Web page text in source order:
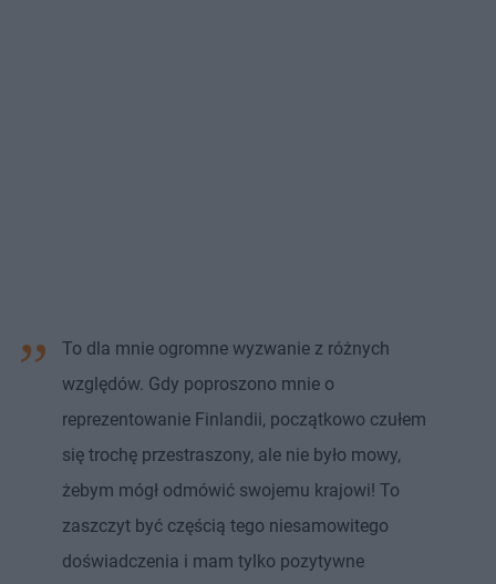
To dla mnie ogromne wyzwanie z różnych
względów. Gdy poproszono mnie o
reprezentowanie Finlandii, początkowo czułem
się trochę przestraszony, ale nie było mowy,
żebym mógł odmówić swojemu krajowi! To
zaszczyt być częścią tego niesamowitego
doświadczenia i mam tylko pozytywne